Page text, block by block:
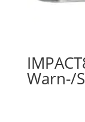
Warn-/